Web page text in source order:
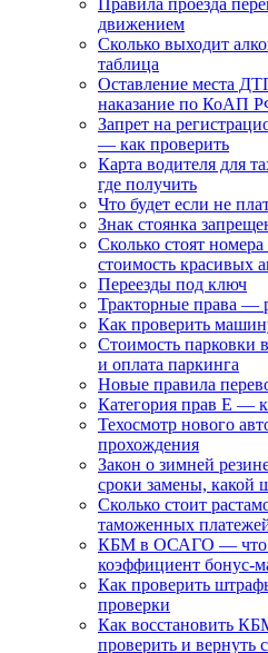
Правила проезда
движением
Сколько выходит
таблица
Оставление места
наказание по КоАП
Запрет на
— как проверить
Карта водителя для
где получить
Что будет если не
Знак стоянка
Сколько стоят
стоимость красивых
Переезды под ключ
Тракторные права —
Как проверить
Стоимость парковки
и оплата паркинга
Новые правила
Категория прав Е —
Техосмотр нового
прохождения
Закон о зимней
сроки замены, какой
Сколько стоит
таможенных
КБМ в ОСАГО — что
коэффициент бонус-
Как проверить
проверки
Как восстановить
проверить и